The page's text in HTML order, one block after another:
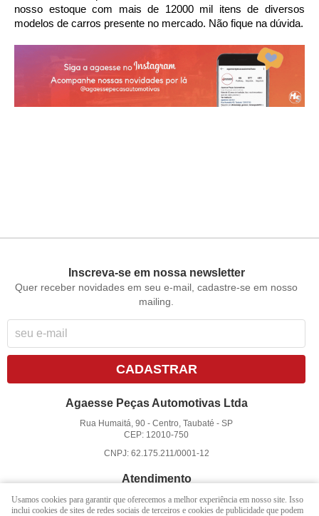
nosso estoque com mais de 12000 mil itens de diversos
modelos de carros presente no mercado. Não fique na dúvida.
Inscreva-se em nossa newsletter
Quer receber novidades em seu e-mail, cadastre-se em nosso
mailing.
CADASTRAR
Agaesse Peças Automotivas Ltda
Rua Humaitá, 90 -Centro, Taubaté -SP
CEP: 12010-750
CNPJ: 62.175.211/0001-12
Atendimento
(12)3625-3322
Usamos cookies para garantir que oferecemos a melhor experiência em nosso site. Isso
inclui cookies de sites de redes sociais de terceiros e cookies de publicidade que podem